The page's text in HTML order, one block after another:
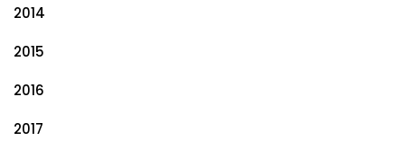
2014
2015
2016
2017